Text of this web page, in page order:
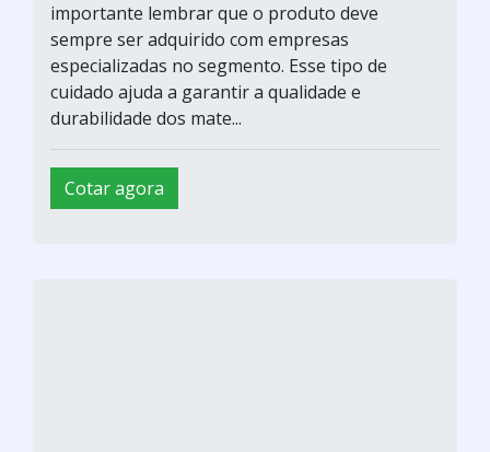
importante lembrar que o produto deve
sempre ser adquirido com empresas
especializadas no segmento. Esse tipo de
cuidado ajuda a garantir a qualidade e
durabilidade dos mate...
Cotar agora